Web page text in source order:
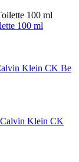
100 ml
Klein CK Be
Calvin Klein CK